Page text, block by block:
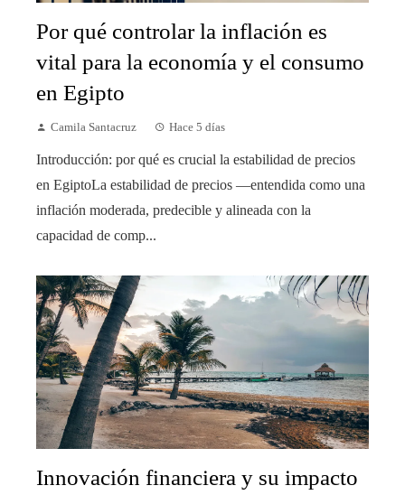
Por qué controlar la inflación es
vital para la economía y el consumo
en Egipto
Camila Santacruz Hace 5 días
Introducción: por qué es crucial la estabilidad de precios
en EgiptoLa estabilidad de precios —entendida como una
inflación moderada, predecible y alineada con la
capacidad de comp...
Innovación financiera y su impacto